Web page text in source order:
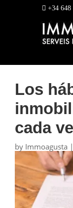
+34 648
Los
cada
by Immoagusta |